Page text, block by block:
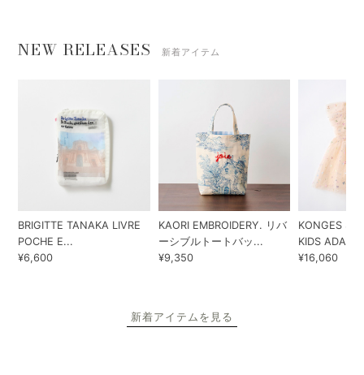
NEW RELEASES 新着アイテム
BRIGITTE TANAKA LIVRE
POCHE E...
¥6,600
KAORI EMBROIDERY. リバ
ーシブルトートバッ...
¥9,350
KONGES
KIDS ADA...
¥16,060
新着アイテムを見る